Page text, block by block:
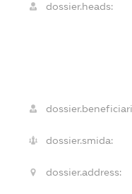
dossier.heads:
dossier.smida:
dossier.address: